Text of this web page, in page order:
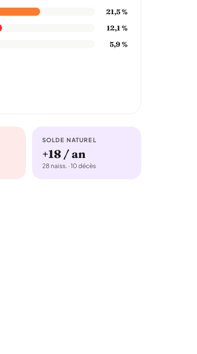
21,5 %
12,1 %
5,9 %
SOLDE NATUREL
+18 / an
28 naiss. · 10 décès